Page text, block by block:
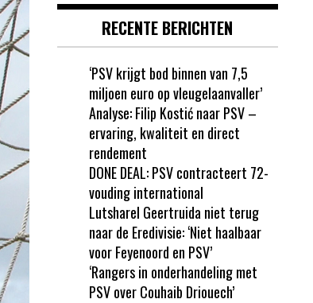
RECENTE BERICHTEN
‘PSV krijgt bod binnen van 7,5
miljoen euro op vleugelaanvaller’
Analyse: Filip Kostić naar PSV –
ervaring, kwaliteit en direct
rendement
DONE DEAL: PSV contracteert 72-
vouding international
Lutsharel Geertruida niet terug
naar de Eredivisie: ‘Niet haalbaar
voor Feyenoord en PSV’
‘Rangers in onderhandeling met
PSV over Couhaib Driouech’